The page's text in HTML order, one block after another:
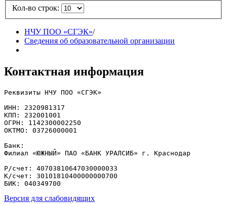
Кол-во строк:
НЧУ ПОО «СГЭК»/
Сведения об образовательной организации
Контактная информация
Реквизиты НЧУ ПОО «СГЭК»
ИНН: 2320981317
КПП: 232001001
ОГРН: 1142300002250
ОКТМО: 03726000001
Банк:
Филиал «ЮЖНЫЙ» ПАО «БАНК УРАЛСИБ» г. Краснодар
Р/счет: 40703810647030000033
К/счет: 30101810400000000700
БИК: 040349700
Версия для слабовидящих